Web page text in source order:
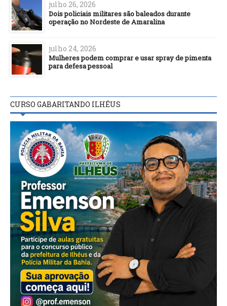
julho 26, 2026
Dois policiais militares são baleados durante
operação no Nordeste de Amaralina
julho 24, 2026
Mulheres podem comprar e usar spray de pimenta
para defesa pessoal
CURSO GABARITANDO ILHÉUS